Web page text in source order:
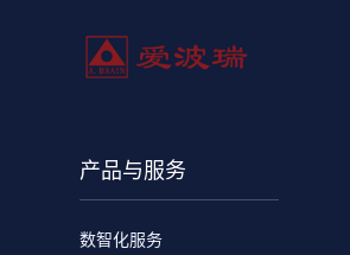
产品与服务
数智化服务